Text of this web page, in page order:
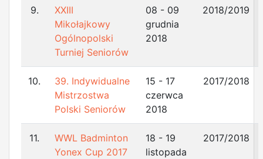
9.
XXIII
Mikołajkowy
Ogólnopolski
Turniej Seniorów
08 - 09
grudnia
2018
2018/2019
10.
39. Indywidualne
Mistrzostwa
Polski Seniorów
15 - 17
czerwca
2018
2017/2018
11.
WWL Badminton
Yonex Cup 2017
18 - 19
listopada
2017/2018